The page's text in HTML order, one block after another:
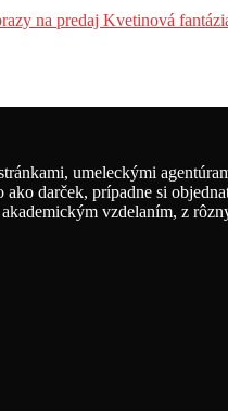
na predaj Kvetinová
umeleckými
darček, prípadne si
vzdelaním, z